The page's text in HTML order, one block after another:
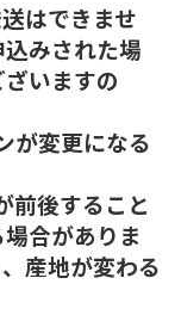
はできませ
みされた場
いますの
が変更になる
前後すること
合がありま
産地が変わる